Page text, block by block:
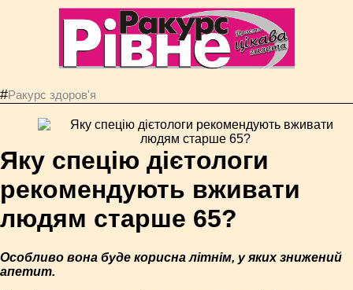
#Ракурс здоров'я
Яку спецію дієтологи
рекомендують вживати
людям старше 65?
Особливо вона буде корисна літнім, у яких знижений
апетит.